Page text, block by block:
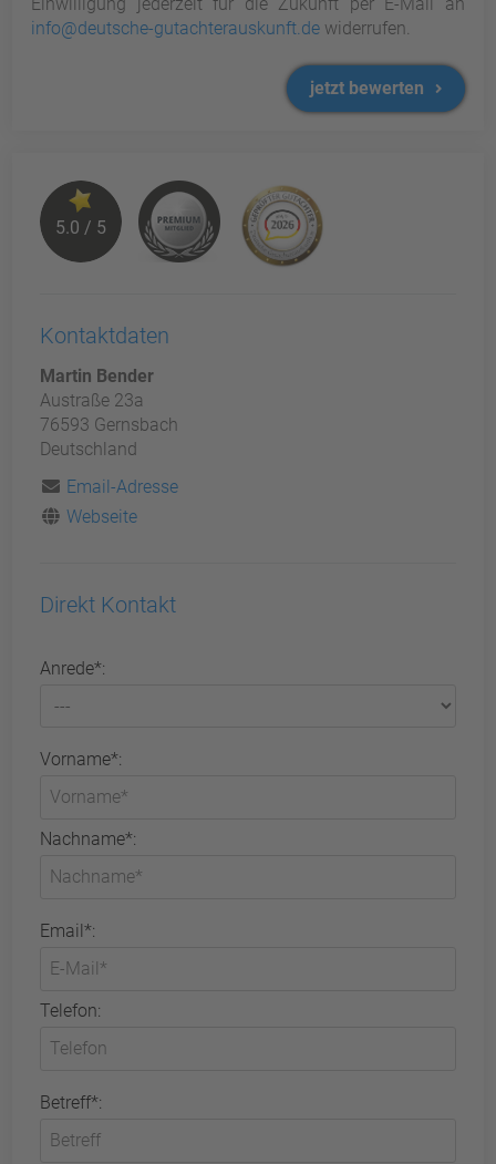
Einwilligung jederzeit für die Zukunft per E-Mail an
info@deutsche-gutachterauskunft.de widerrufen.
jetzt bewerten
5.0 / 5
Kontaktdaten
Martin Bender
Austraße 23a
76593 Gernsbach
Deutschland
Email-Adresse
Webseite
Direkt Kontakt
Anrede*:
Vorname*:
Nachname*:
Email*:
Telefon:
Betreff*: